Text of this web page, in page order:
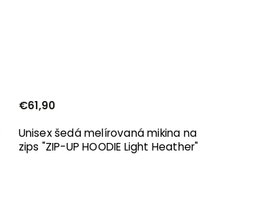
Unisex šedá melírovaná mikina na
zips "ZIP-UP HOODIE Light Heather"
€61,90